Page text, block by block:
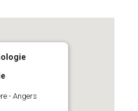
- Angers